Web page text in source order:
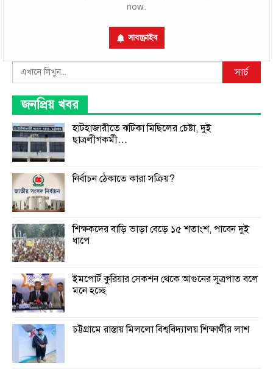
now.
সাবস্ক্রাইব
Search সার্চ
জনপ্রিয় খবর
হাটহাজারীতে ঝটিকা মিছিলের চেষ্টা, দুই
ছাত্রলীগকর্মী…
নির্বাচন ঠেকাতে কারা সক্রিয়?
শিক্ষকদের বাড়ি ভাড়া বেড়ে ১৫ শতাংশ, পাবেন দুই
ধাপে
ইমপোর্ট কুরিয়ার সেকশন থেকে আগুনের সূত্রপাত বলে
মনে হচ্ছে
চট্টগ্রামে রাস্তায় মিললো বিশ্ববিদ্যালয় শিক্ষার্থীর লাশ